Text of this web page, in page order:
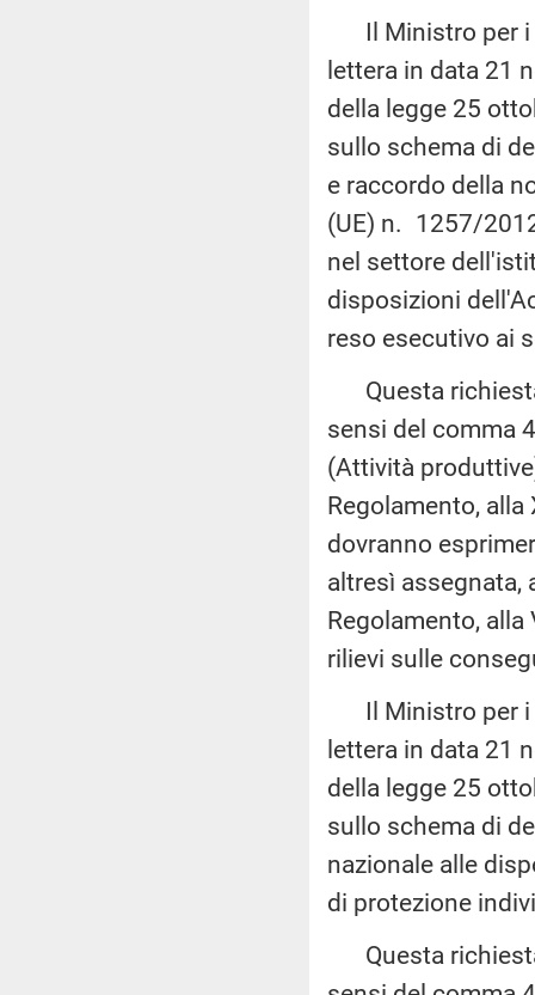
Il Ministro per i
lettera in data 21
della legge 25
sullo schema di
e raccordo della
(UE) n. 1257/
nel settore
disposizioni
reso esecutivo ai
Questa
sensi del comma
(Attività
Regolamento,
dovranno
altresì assegnata,
Regolamento,
rilievi sulle
Il Ministro per i
lettera in data 21
della legge 25
sullo schema di
nazionale alle
di protezione
Questa